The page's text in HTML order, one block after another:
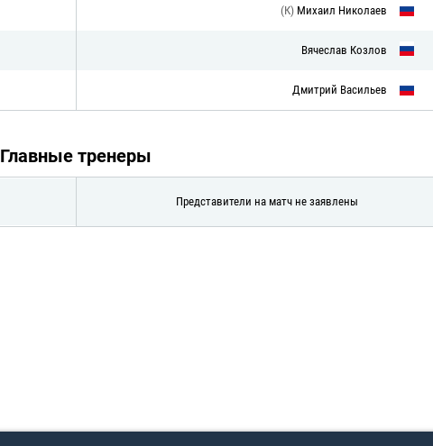
(К) Михаил Николаев
Вячеслав Козлов
Дмитрий Васильев
Главные тренеры
Представители на матч не заявлены